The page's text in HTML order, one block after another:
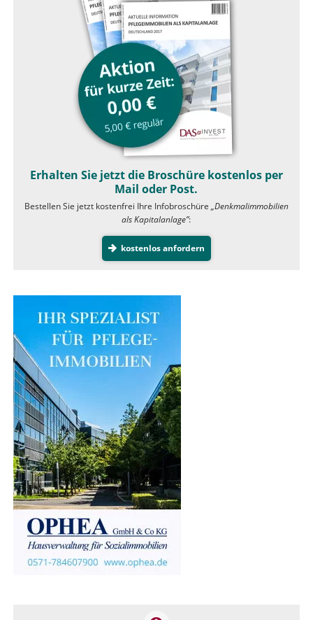
Erhalten Sie jetzt die Broschüre kostenlos per
Mail oder Post.
Bestellen Sie jetzt kostenfrei Ihre Infobroschüre „Denkmalimmobilien
als Kapitalanlage”:
kostenlos anfordern